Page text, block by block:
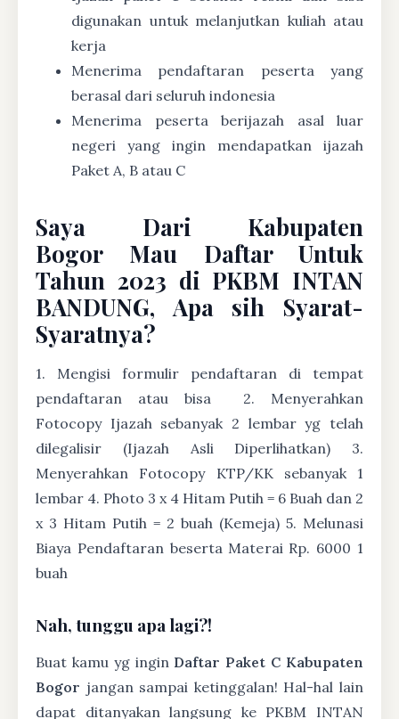
digunakan untuk melanjutkan kuliah atau
kerja
Menerima pendaftaran peserta yang
berasal dari seluruh indonesia
Menerima peserta berijazah asal luar
negeri yang ingin mendapatkan ijazah
Paket A, B atau C
Saya Dari Kabupaten
Bogor Mau Daftar Untuk
Tahun 2023 di PKBM INTAN
BANDUNG, Apa sih Syarat-
Syaratnya?
1. Mengisi formulir pendaftaran di tempat
pendaftaran atau bisa
2. Menyerahkan
Fotocopy Ijazah sebanyak 2 lembar yg telah
dilegalisir (Ijazah Asli Diperlihatkan) 3.
Menyerahkan Fotocopy KTP/KK sebanyak 1
lembar 4. Photo 3 x 4 Hitam Putih = 6 Buah dan 2
x 3 Hitam Putih = 2 buah (Kemeja) 5. Melunasi
Biaya Pendaftaran beserta Materai Rp. 6000 1
buah
Nah, tunggu apa lagi?!
Buat kamu yg ingin Daftar Paket C Kabupaten
Bogor jangan sampai ketinggalan! Hal-hal lain
dapat ditanyakan langsung ke PKBM INTAN